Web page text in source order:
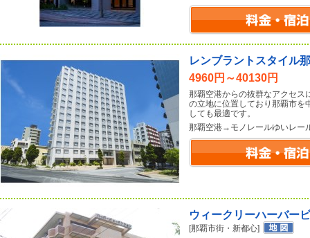
レンブラントスタイル
4960円～40130円
那覇空港からの抜群なアクセス
の立地に位置しており那覇市を
しても最適です。
那覇空港→モノレールゆいレー
ウィークリーハーバー
[那覇市街・新都心]